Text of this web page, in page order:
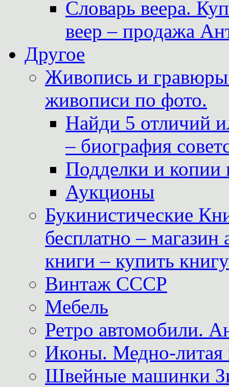
Словарь веера.
веер – продажа
Другое
Живопись и
живописи по фото.
Найди 5 отличий
– биография
Подделки и копии
Аукционы
Букинистические
бесплатно –
книги – купить
Винтаж СССР
Мебель
Ретро автомобили.
Иконы. Медно-литая
Швейные машинки